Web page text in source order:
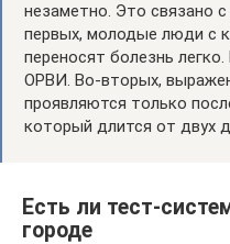
незаметно. Это связано
первых, молодые люди с
переносят болезнь
ОРВИ. Во-вторых,
проявляются только
который длится от двух
Есть ли тест-
городе